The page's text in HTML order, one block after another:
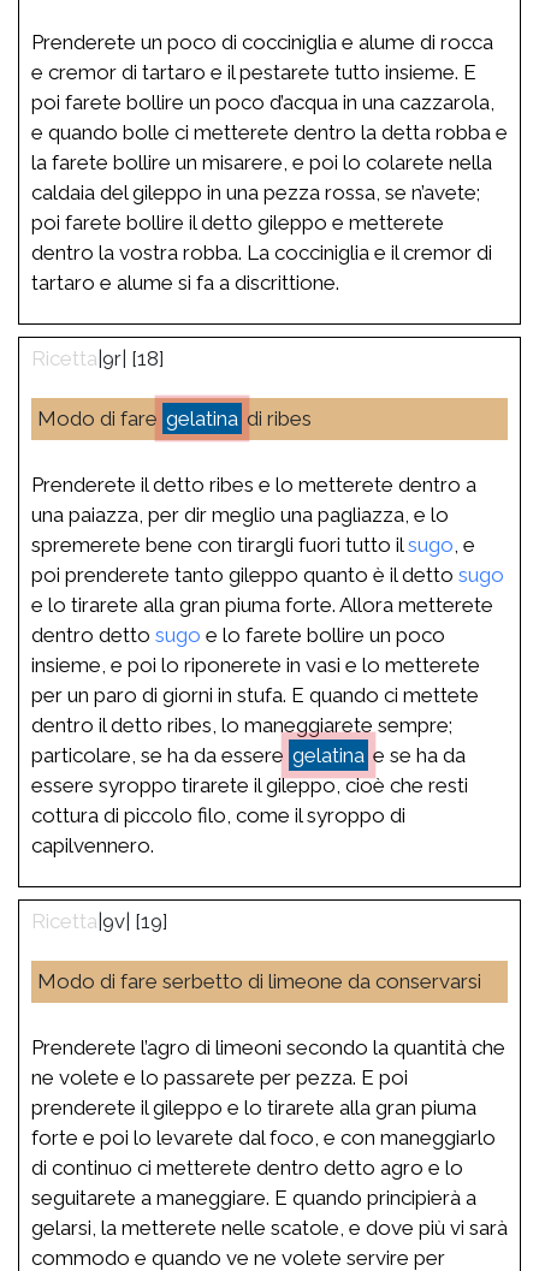
Prenderete un poco di cocciniglia e alume di rocca
e cremor di tartaro e il pestarete tutto insieme. E
poi farete bollire un poco d’acqua in una cazzarola,
e quando bolle ci metterete dentro la detta robba e
la farete bollire un misarere, e poi lo colarete nella
caldaia del gileppo in una pezza rossa, se n’avete;
poi farete bollire il detto gileppo e metterete
dentro la vostra robba. La cocciniglia e il cremor di
tartaro e alume si fa a discrittione.
|9r| [18]
Modo di fare gelatina di ribes
Prenderete il detto ribes e lo metterete dentro a
una paiazza, per dir meglio una pagliazza, e lo
spremerete bene con tirargli fuori tutto ilsugo , e
poi prenderete tanto gileppo quanto è il detto sugo
e lo tirarete alla gran piuma forte. Allora metterete
dentro detto sugo e lo farete bollire un poco
insieme, e poi lo riponerete in vasi e lo metterete
per un paro di giorni in stufa. E quando ci mettete
dentro il detto ribes, lo maneggiarete sempre;
particolare, se ha da essere gelatina e se ha da
essere syroppo tirarete il gileppo, cioè che resti
cottura di piccolo filo, come il syroppo di
capilvennero.
|9v| [19]
Modo di fare serbetto di limeone da conservarsi
Prenderete l’agro di limeoni secondo la quantità che
ne volete e lo passarete per pezza. E poi
prenderete il gileppo e lo tirarete alla gran piuma
forte e poi lo levarete dal foco, e con maneggiarlo
di continuo ci metterete dentro detto agro e lo
seguitarete a maneggiare. E quando principierà a
gelarsi, la metterete nelle scatole, e dove più vi sarà
commodo e quando ve ne volete servire per